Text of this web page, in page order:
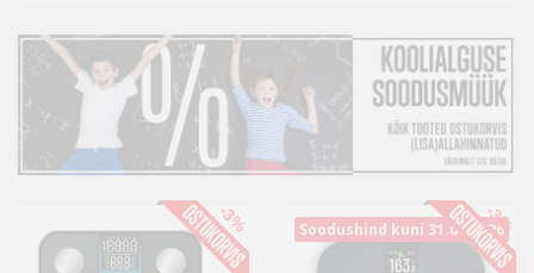
-3% Soodushind kuni 31.08.2026
-3%
Elektroonika
Kodu